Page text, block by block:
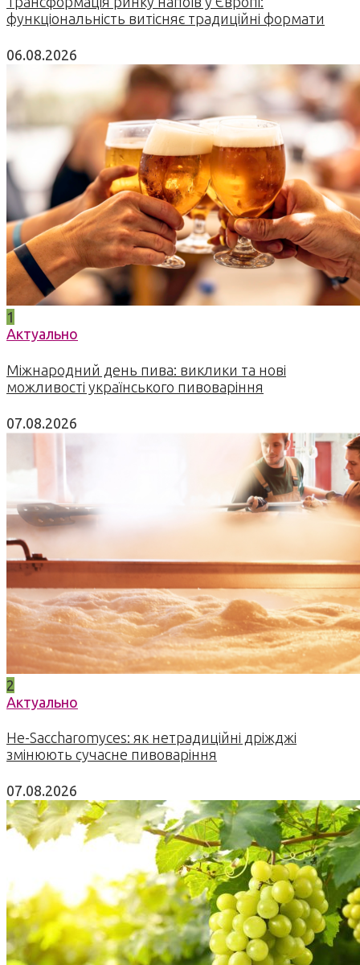
функціональність витісняє традиційні формати
06.08.2026
1
Актуально
Міжнародний день пива: виклики та нові
можливості українського пивоваріння
07.08.2026
2
Актуально
Не-Saccharomyces: як нетрадиційні дріжджі
змінюють сучасне пивоваріння
07.08.2026